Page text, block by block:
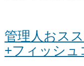
管理人おス
+フィッシ